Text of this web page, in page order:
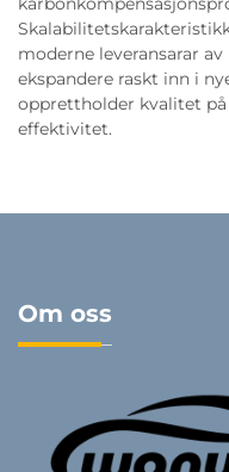
moderne leveransarar
ekspandere raskt inn i
opprettholder kvalitet
effektivitet.
Om oss